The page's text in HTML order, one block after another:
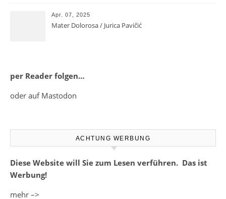
Apr. 07, 2025
Mater Dolorosa / Jurica Pavičić
per Reader folgen…
oder auf Mastodon
ACHTUNG WERBUNG
Diese Website will Sie zum Lesen verführen. Das ist
Werbung!
mehr –>